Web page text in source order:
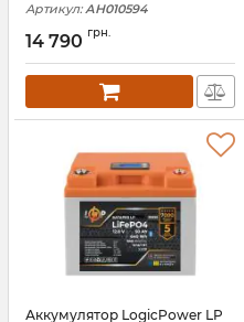
Артикул: АН010594
14 790 грн.
Аккумулятор LogicPower LP